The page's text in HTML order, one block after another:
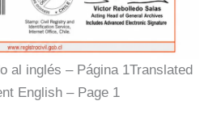
al inglés – Página 1Translated
English – Page 1